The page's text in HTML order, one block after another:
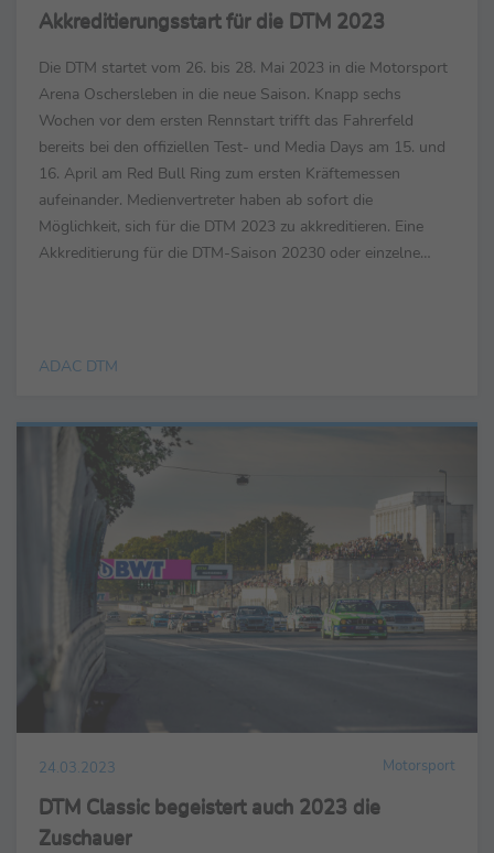
Akkreditierungsstart für die DTM 2023
Die DTM startet vom 26. bis 28. Mai 2023 in die Motorsport
Arena Oschersleben in die neue Saison. Knapp sechs
Wochen vor dem ersten Rennstart trifft das Fahrerfeld
bereits bei den offiziellen Test- und Media Days am 15. und
16. April am Red Bull Ring zum ersten Kräftemessen
aufeinander. Medienvertreter haben ab sofort die
Möglichkeit, sich für die DTM 2023 zu akkreditieren. Eine
Akkreditierung für die DTM-Saison 20230 oder einzelne
ADAC DTM
24.03.2023 Motorsport
DTM Classic begeistert auch 2023 die
Zuschauer